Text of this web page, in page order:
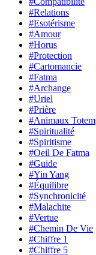
#Relations
#Esotérisme
#Amour
#Horus
#Protection
#Cartomancie
#Fatma
#Archange
#Uriel
#Prière
#Animaux Totem
#Spiritualité
#Spiritisme
#Oeil De Fatma
#Guide
#Yin Yang
#Équilibre
#Synchronicité
#Malachite
#Vertue
#Chemin De Vie
#Chiffre 1
#Chiffre 5